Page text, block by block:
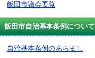
飯田市議会要覧
飯田市自治基本条例について
自治基本条例のあらまし